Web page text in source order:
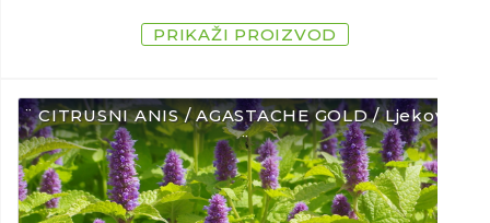
PRIKAŽI PROIZVOD
¨ CITRUSNI ANIS / AGASTACHE GOLD / Ljekovito
¨